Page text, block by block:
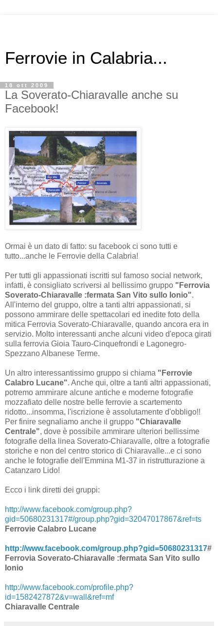
Ferrovie in Calabria...
18 ott 2009
La Soverato-Chiaravalle anche su
Facebook!
Ormai è un dato di fatto: su facebook ci sono tutti e
tutto...anche le Ferrovie della Calabria!
Per tutti gli appassionati iscritti sul famoso social network,
infatti, è consigliato scriversi al bellissimo gruppo "Ferrovia
Soverato-Chiaravalle :fermata San Vito sullo Ionio".
All'interno del gruppo, oltre a tanti altri appassionati, si
possono ammirare delle spettacolari ed inedite foto della
mitica Ferrovia Soverato-Chiaravalle, quando ancora era in
servizio. Molto interessanti anche alcuni video d'epoca girati
sulla ferrovia Gioia Tauro-Cinquefrondi e Lagonegro-
Spezzano Albanese Terme.
Un altro interessantissimo gruppo si chiama "Ferrovie
Calabro Lucane". Anche qui, oltre a tanti altri appassionati,
potremo ammirare alcune antiche e moderne fotografie
mozzafiato delle nostre belle ferrovie a scartemento
ridotto...insomma, l'iscrizione è assolutamente d'obbligo!!
Per finire segnaliamo anche il gruppo "Chiaravalle
Centrale", dove è possibile ammirare ulteriori bellissime
fotografie della linea Soverato-Chiaravalle, oltre a fotografie
storiche e non del centro storico di Chiaravalle...e ci sono
anche le fotografie dell'Emmina M1-37 in ristrutturazione a
Catanzaro Lido!
Ecco i link diretti dei gruppi:
http://www.facebook.com/group.php?
gid=50680231317#/group.php?gid=32047017867&ref=ts
Ferrovie Calabro Lucane
http://www.facebook.com/group.php?gid=50680231317#
Ferrovia Soverato-Chiaravalle :fermata San Vito sullo
Ionio
http://www.facebook.com/profile.php?
id=1582427872&v=wall&ref=mf
Chiaravalle Centrale